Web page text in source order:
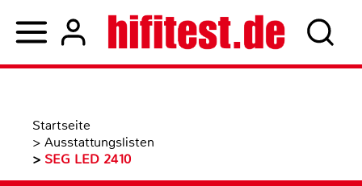
Startseite
> Ausstattungslisten
> SEG LED 2410